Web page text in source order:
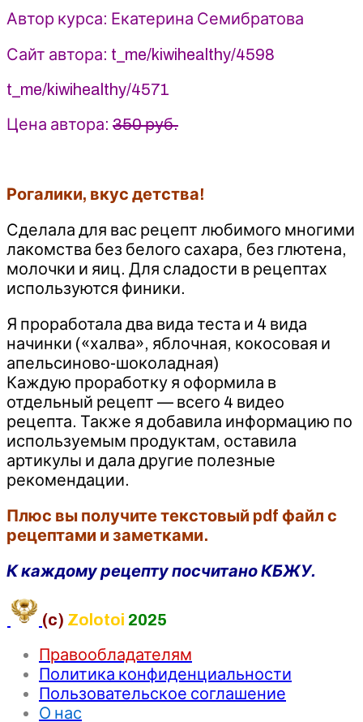
Екатерина
Семибратова
(2025)
kiwihealthy
Автор курса: Екатерина Семибратова
Сайт автора: t_me/kiwihealthy/4598
t_me/kiwihealthy/4571
Цена автора: 350 руб.
Рогалики, вкус детства!
Сделала для вас рецепт любимого многими
лакомства без белого сахара, без глютена,
молочки и яиц. Для сладости в рецептах
используются финики.
Я проработала два вида теста и 4 вида
начинки («халва», яблочная, кокосовая и
апельсиново-шоколадная)
Каждую проработку я оформила в
отдельный рецепт — всего 4 видео
рецепта. Также я добавила информацию по
используемым продуктам, оставила
артикулы и дала другие полезные
рекомендации.
Плюс вы получите текстовый pdf файл с
рецептами и заметками.
К каждому рецепту посчитано КБЖУ.
(c) Zolotoi 2025
Правообладателям
Политика конфиденциальности
Пользовательское соглашение
О нас